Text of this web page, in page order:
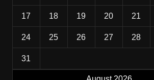
17 18 19 20 21
24 25 26 27 28
31